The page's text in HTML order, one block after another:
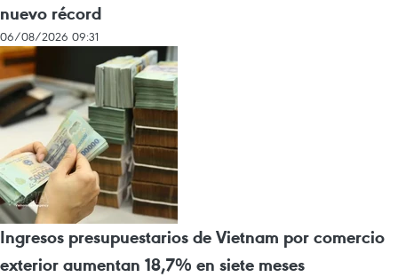
nuevo récord
06/08/2026 09:31
Ingresos presupuestarios de Vietnam por comercio
exterior aumentan 18,7% en siete meses